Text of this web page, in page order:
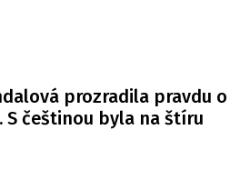
prozradila pravdu o
S češtinou byla na štíru